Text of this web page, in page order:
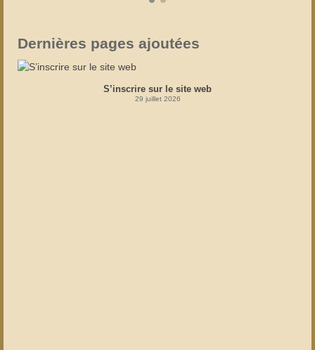
Dernières pages ajoutées
S’inscrire sur le site web
29 juillet 2026